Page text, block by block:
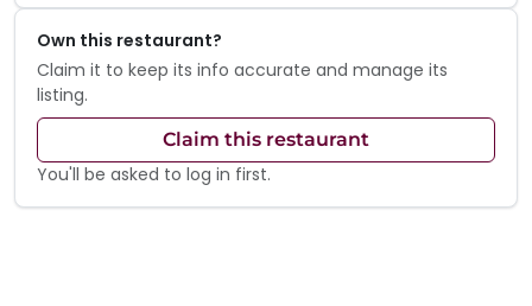
Own this restaurant?
Claim it to keep its info accurate and manage its
listing.
Claim this restaurant
You'll be asked to log in first.